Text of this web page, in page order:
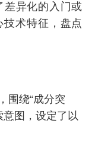
差异化的入门或
术特征，盘点
围绕“成分突
意图，设定了以